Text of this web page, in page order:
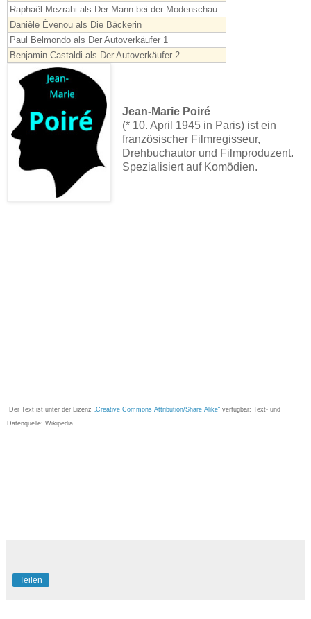
Raphaël Mezrahi als Der Mann bei der Modenschau
Danièle Évenou als Die Bäckerin
Paul Belmondo als Der Autoverkäufer 1
Benjamin Castaldi als Der Autoverkäufer 2
Jean-Marie Poiré
(* 10. April 1945 in Paris) ist ein
französischer Filmregisseur,
Drehbuchautor und Filmproduzent.
Spezialisiert auf Komödien.
Der Text ist unter der Lizenz „Creative Commons Attribution/Share Alike“ verfügbar; Text- und
Datenquelle: Wikipedia
Teilen